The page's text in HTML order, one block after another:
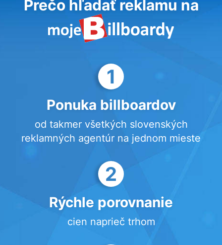
Prečo hľadať reklamu na
1
Ponuka billboardov
od takmer všetkých slovenských
reklamných agentúr na jednom mieste
2
Rýchle porovnanie
cien naprieč trhom